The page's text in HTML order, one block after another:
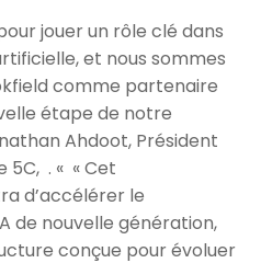
jouer un rôle clé dans
et nous sommes
comme partenaire
étape de notre
Ahdoot, Président
5C, . « « Cet
d’accélérer le
de nouvelle génération,
conçue pour évoluer